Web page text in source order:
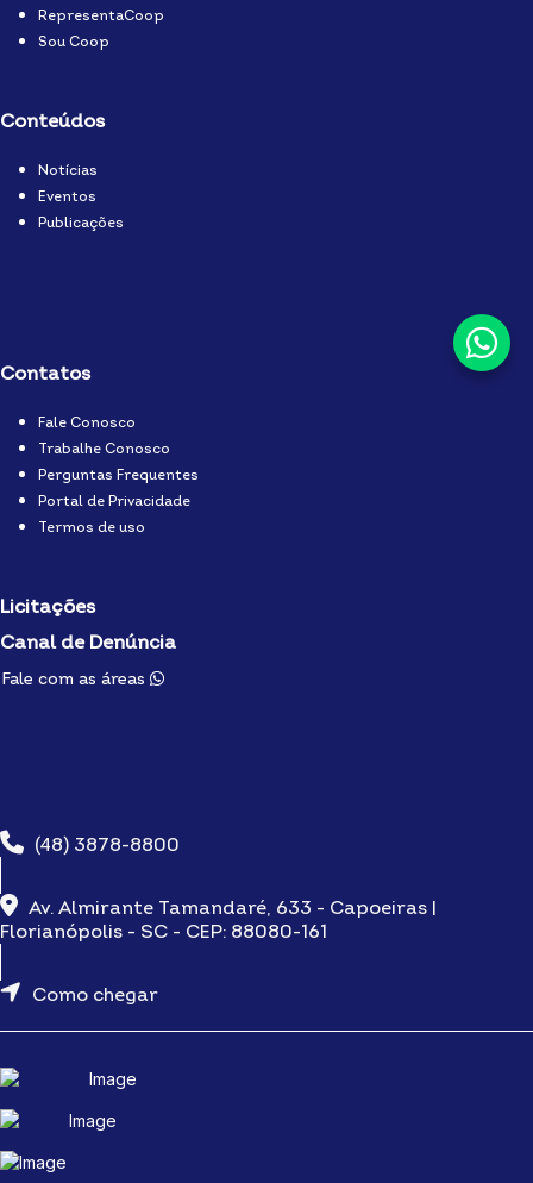
RepresentaCoop
Sou Coop
Conteúdos
Notícias
Eventos
Publicações
Contatos
Fale Conosco
Trabalhe Conosco
Perguntas Frequentes
Portal de Privacidade
Termos de uso
Licitações
Canal de Denúncia
Fale com as áreas
(48) 3878-8800
Av. Almirante Tamandaré, 633 - Capoeiras |
Florianópolis - SC - CEP: 88080-161
Como chegar